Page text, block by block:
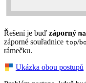
Řešení je buď záporný
záporné souřadnice top/
rámečku.
Ukázka obou postupů